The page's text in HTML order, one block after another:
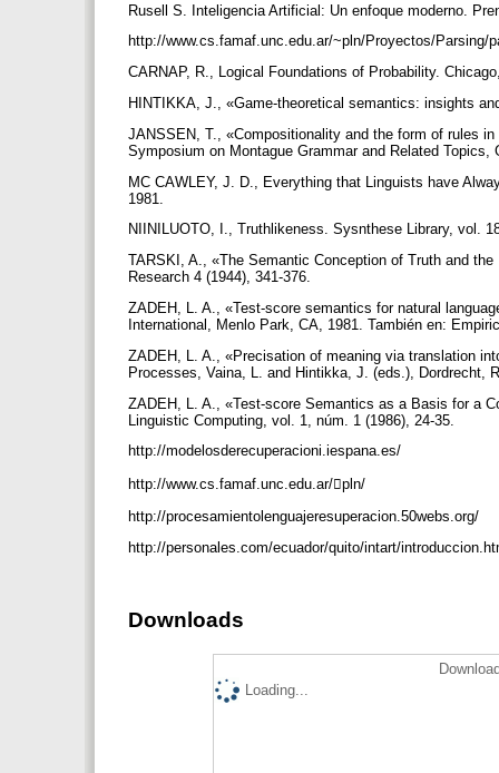
Rusell S. Inteligencia Artificial: Un enfoque moderno.
http://www.cs.famaf.unc.edu.ar/~pln/Proyectos/Parsing/
CARNAP, R., Logical Foundations of Probability.
HINTIKKA, J., «Game-theoretical semantics: insights
JANSSEN, T., «Compositionality and the form of rules
Symposium on Montague Grammar and Related
MC CAWLEY, J. D., Everything that Linguists have
1981.
NIINILUOTO, I., Truthlikeness. Sysnthese Library, vol.
TARSKI, A., «The Semantic Conception of Truth and
Research 4 (1944), 341-376.
ZADEH, L. A., «Test-score semantics for natural
International, Menlo Park, CA, 1981. También en:
ZADEH, L. A., «Precisation of meaning via translation
Processes, Vaina, L. and Hintikka, J. (eds.), Dordrecht,
ZADEH, L. A., «Test-score Semantics as a Basis for a
Linguistic Computing, vol. 1, núm. 1 (1986), 24-35.
http://modelosderecuperacioni.iespana.es/
http://www.cs.famaf.unc.edu.ar/pln/
http://procesamientolenguajeresuperacion.50webs.org/
http://personales.com/ecuador/quito/intart/
Downloads
Loading...